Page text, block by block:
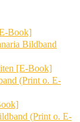
Book]
Bildband
[E-Book]
(Print o. E-
(Print o. E-